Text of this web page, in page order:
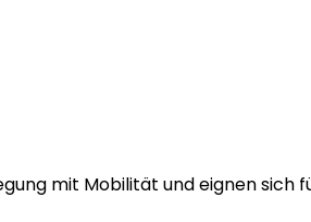
mit Mobilität und eignen sich